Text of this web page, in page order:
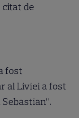
citat de
fost
al Liviei a fost